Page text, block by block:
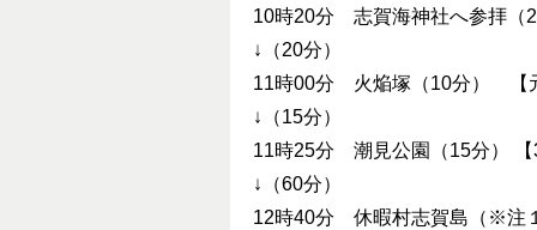
10時20分 志賀海神社へ参拝（
↓（20分）
11時00分 火焔塚（10分） 【
↓（15分）
11時25分 潮見公園（15分） 【
↓（60分）
12時40分 休暇村志賀島（※注